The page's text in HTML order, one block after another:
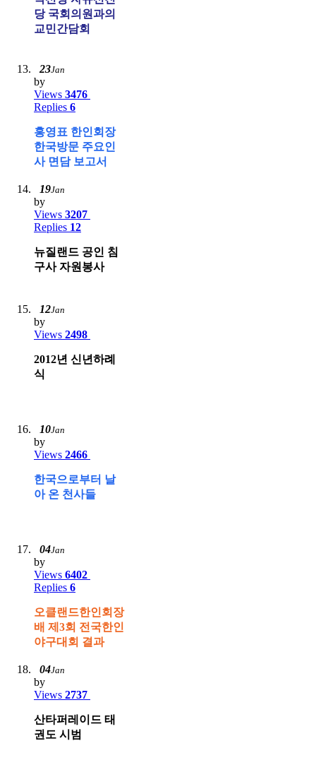
당 국회의원과의
교민간담회
23Jan
by
Views 3476
Replies 6
홍영표 한인회장
한국방문 주요인
사 면담 보고서
19Jan
by
Views 3207
Replies 12
뉴질랜드 공인 침
구사 자원봉사
12Jan
by
Views 2498
2012년 신년하례
식
10Jan
by
Views 2466
한국으로부터 날
아 온 천사들
04Jan
by
Views 6402
Replies 6
오클랜드한인회장
배 제3회 전국한인
야구대회 결과
04Jan
by
Views 2737
산타퍼레이드 태
권도 시범